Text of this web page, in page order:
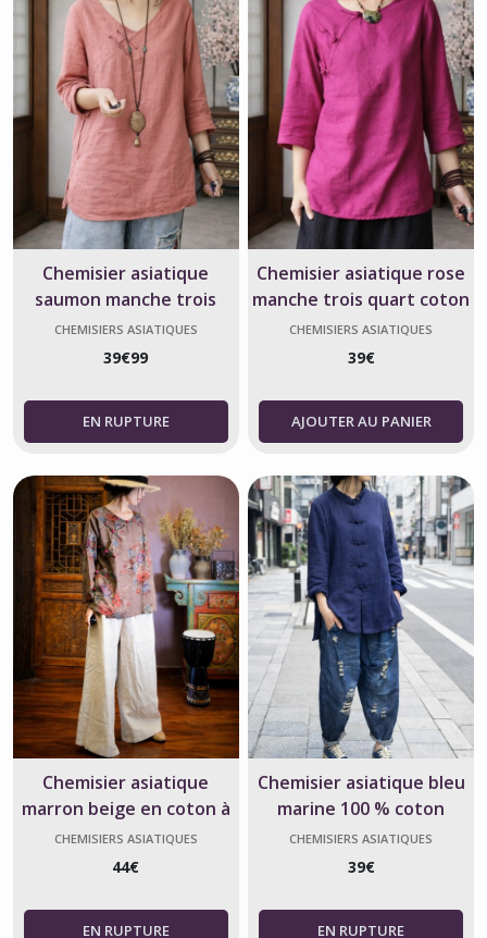
Chemisier asiatique
saumon manche trois
quart coton
CHEMISIERS ASIATIQUES
39€99
Chemisier asiatique rose
manche trois quart coton
CHEMISIERS ASIATIQUES
39€
AJOUTER AU PANIER
Chemisier asiatique
marron beige en coton à
motifs floraux
CHEMISIERS ASIATIQUES
44€
Chemisier asiatique bleu
marine 100 % coton
CHEMISIERS ASIATIQUES
39€